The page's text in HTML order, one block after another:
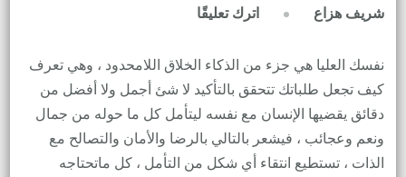
شريف هزاع اترك تعليقًا
بالنفس
العليا
نفسك العليا هي جزء من الذكاء الخلاق اللامحدود ، وهي تعرف
كيف تجعل طلباتك تتحقق بالتأكيد لا شئ أجمل ولا أفضل من
دقائق يقضيها الإنسان مع نفسه ليتأمل كل ما حوله من جمال
ونعم وعجائب ، فيشعر بالتالي بالرضا والأمان والتصالح مع
الذات ، تستطيع انتقاء أي شكل من التأمل ، كل ماتحتاجه